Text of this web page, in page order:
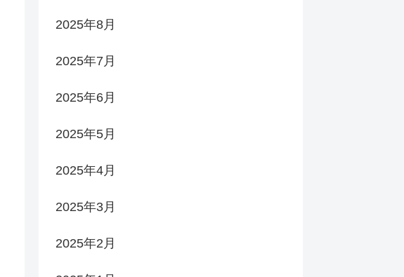
2025年8月
2025年7月
2025年6月
2025年5月
2025年4月
2025年3月
2025年2月